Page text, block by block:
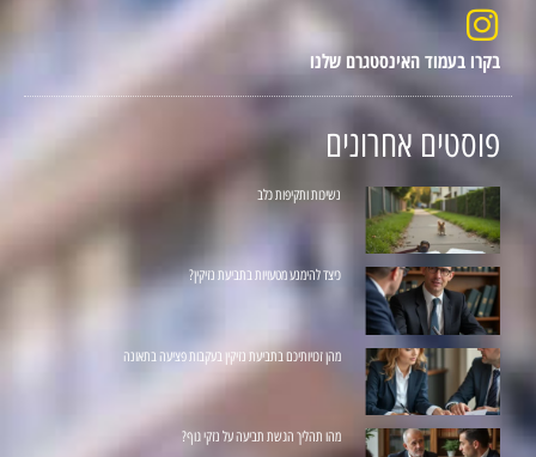
בקרו בעמוד האינסטגרם שלנו
פוסטים אחרונים
נשיכות ותקיפות כלב
כיצד להימנע מטעויות בתביעת נזיקין?
מהן זכויותיכם בתביעת נזיקין בעקבות פציעה בתאונה
מהו תהליך הגשת תביעה על נזקי גוף?